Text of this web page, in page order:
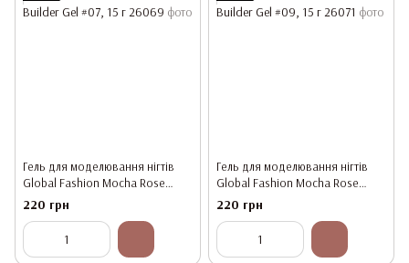
Гель для моделювання нігтів
Global Fashion Mocha Rose
Builder Gel #07, 15 г
220 грн
Гель для моделювання нігтів
Global Fashion Mocha Rose
Builder Gel #09, 15 г
220 грн